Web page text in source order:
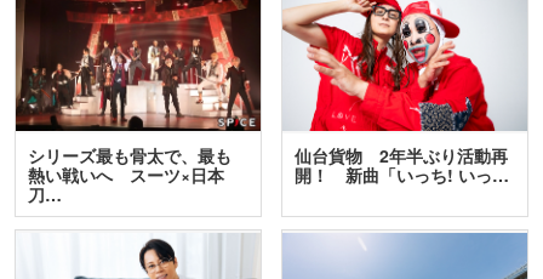
シリーズ最も骨太で、最も
熱い戦いへ スーツ×日本
刀…
仙台貨物 2年半ぶり活動再
開！ 新曲「いっち! いっ…